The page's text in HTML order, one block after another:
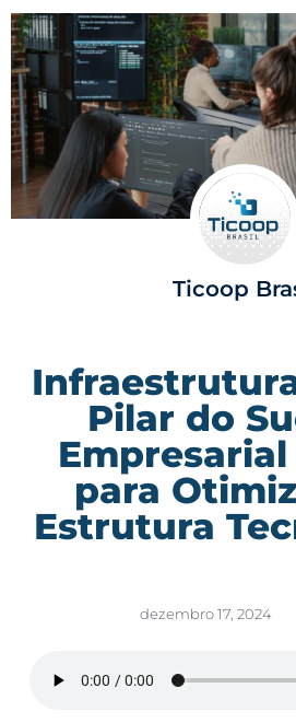
Ticoop
Pilar do
Empresarial
para
Estrutura
dezembro 17, 2024